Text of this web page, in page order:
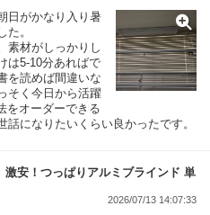
日がかなり入り暑
た。
素材がしっかりし
は5-10分あればで
を読めば間違いな
そく今日から活躍
をオーダーできる
になりたいくらい良かったです。
激安！つっぱりアルミブラインド 単
2026/07/13 14:07:33